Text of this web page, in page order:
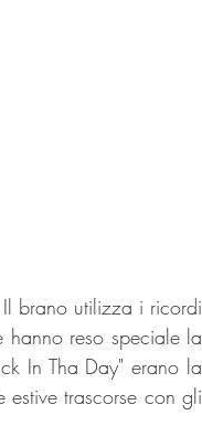
brano utilizza i ricordi
reso speciale la
In Tha Day" erano la
trascorse con gli